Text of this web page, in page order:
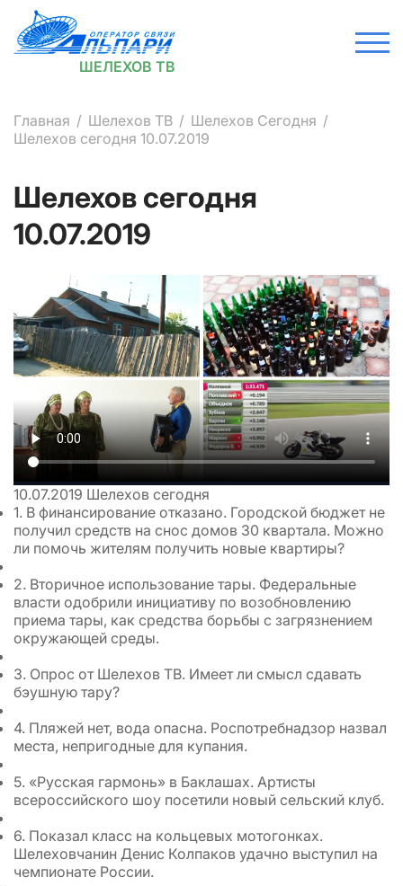
ШЕЛЕХОВ ТВ
Главная Шелехов ТВ
Шелехов Сегодня
Шелехов сегодня 10.07.2019
Шелехов сегодня
10.07.2019
10.07.2019 Шелехов сегодня
1. В финансирование отказано. Городской бюджет не
получил средств на снос домов 30 квартала. Можно
ли помочь жителям получить новые квартиры?
2. Вторичное использование тары. Федеральные
власти одобрили инициативу по возобновлению
приема тары, как средства борьбы с загрязнением
окружающей среды.
3. Опрос от Шелехов ТВ. Имеет ли смысл сдавать
бэушную тару?
4. Пляжей нет, вода опасна. Роспотребнадзор назвал
места, непригодные для купания.
5. «Русская гармонь» в Баклашах. Артисты
всероссийского шоу посетили новый сельский клуб.
6. Показал класс на кольцевых мотогонках.
Шелеховчанин Денис Колпаков удачно выступил на
чемпионате России.